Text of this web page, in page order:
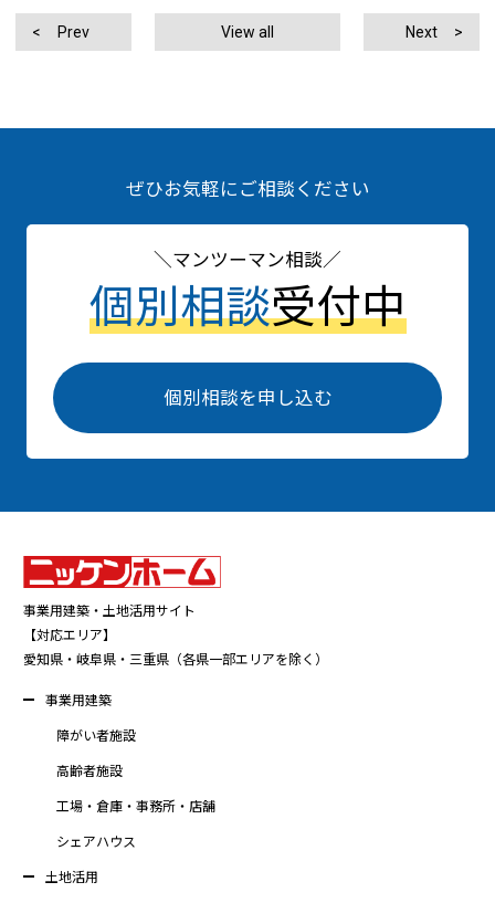
Prev View all Next
ぜひお気軽にご相談ください
マンツーマン相談
個別相談受付中
個別相談を申し込む
事業用建築・土地活用サイト
【対応エリア】
愛知県・岐阜県・三重県（各県一部エリアを除く）
事業用建築
障がい者施設
高齢者施設
工場・倉庫・事務所・店舗
シェアハウス
土地活用